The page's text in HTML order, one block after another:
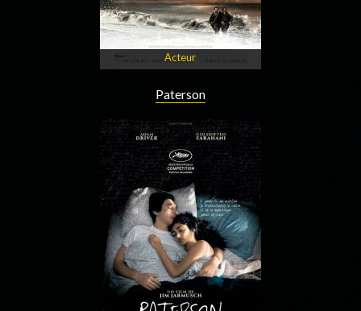
Acteur
Paterson